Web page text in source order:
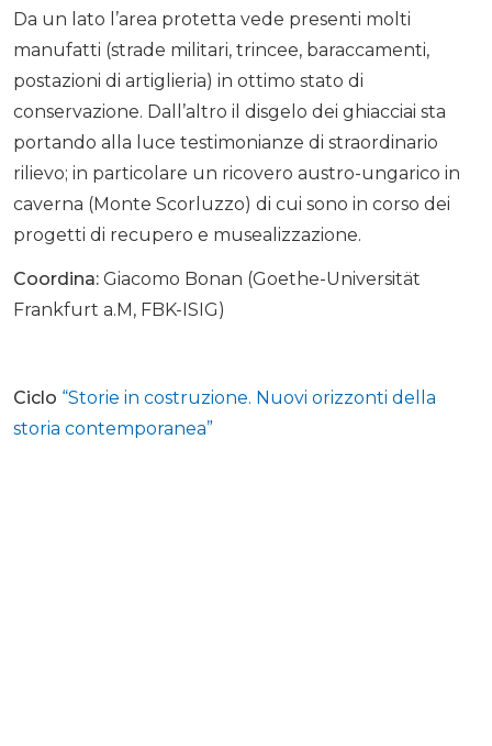
Da un lato l’area protetta vede presenti molti
manufatti (strade militari, trincee, baraccamenti,
postazioni di artiglieria) in ottimo stato di
conservazione. Dall’altro il disgelo dei ghiacciai sta
portando alla luce testimonianze di straordinario
rilievo; in particolare un ricovero austro-ungarico in
caverna (Monte Scorluzzo) di cui sono in corso dei
progetti di recupero e musealizzazione.
Coordina: Giacomo Bonan (Goethe-Universität
Frankfurt a.M, FBK-ISIG)
Ciclo “Storie in costruzione. Nuovi orizzonti della
storia contemporanea”